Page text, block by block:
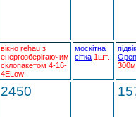
вікно rehau з
енергозберігаючим
склопакетом 4-16-
4ELow
москітна
сітка 1шт.
2450